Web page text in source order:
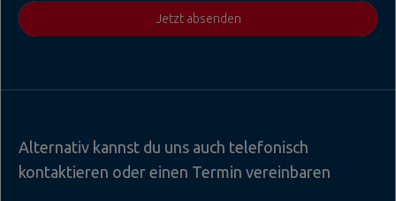
Jetzt absenden
Alternativ kannst du uns auch telefonisch
kontaktieren oder einen Termin vereinbaren